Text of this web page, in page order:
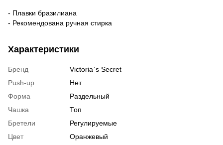
- Плавки бразилиана
- Рекомендована ручная стирка
Характеристики
Бренд
Victoria`s Secret
Push-up
Нет
Форма
Раздельный
Чашка
Топ
Бретели
Регулируемые
Цвет
Оранжевый